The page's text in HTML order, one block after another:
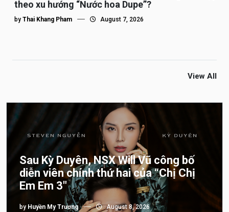
theo xu hướng “Nước hoa Dupe”?
by Thai Khang Pham August 7, 2026
View All
Sau Kỳ Duyên, NSX Will Vũ công bố
diễn viên chính thứ hai của “Chị Chị
Em Em 3″
by Huyền My Trương August 8, 2026